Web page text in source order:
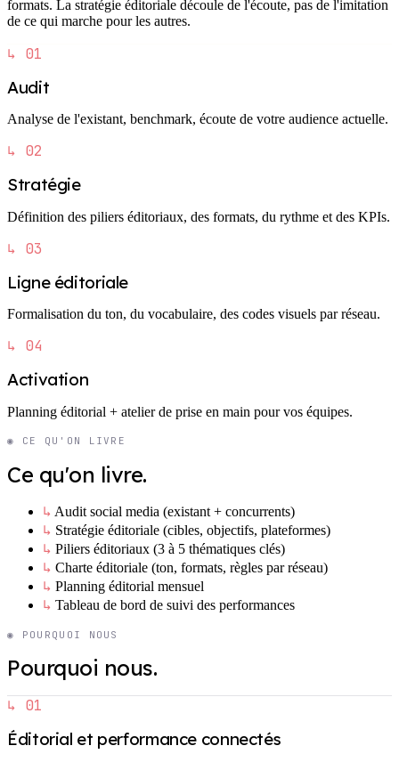
formats. La stratégie éditoriale découle de l'écoute, pas de l'imitation
de ce qui marche pour les autres.
↳ 01
Audit
Analyse de l'existant, benchmark, écoute de votre audience actuelle.
↳ 02
Stratégie
Définition des piliers éditoriaux, des formats, du rythme et des KPIs.
↳ 03
Ligne éditoriale
Formalisation du ton, du vocabulaire, des codes visuels par réseau.
↳ 04
Activation
Planning éditorial + atelier de prise en main pour vos équipes.
◉ CE QU'ON LIVRE
Ce qu'on livre.
↳ Audit social media (existant + concurrents)
↳ Stratégie éditoriale (cibles, objectifs, plateformes)
↳ Piliers éditoriaux (3 à 5 thématiques clés)
↳ Charte éditoriale (ton, formats, règles par réseau)
↳ Planning éditorial mensuel
↳ Tableau de bord de suivi des performances
◉ POURQUOI NOUS
Pourquoi nous.
↳ 01
Éditorial et performance connectés